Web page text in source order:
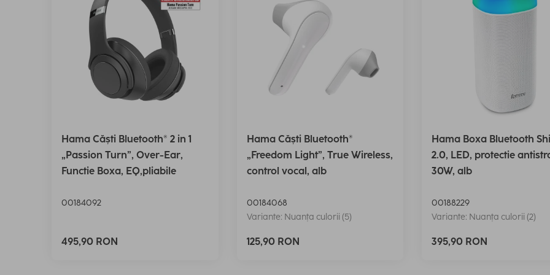
Hama Căști Bluetooth® 2 in 1
„Passion Turn”, Over-Ear,
Functie Boxa, EQ,pliabile
00184092
495,90 RON
Hama Căști Bluetooth®
„Freedom Light”, True Wireless,
control vocal, alb
00184068
Variante: Nuanța culorii (5)
125,90 RON
Hama Boxa Bluetooth
2.0, LED, protectie
30W, alb
00188229
Variante: Nuanța culorii (2)
395,90 RON